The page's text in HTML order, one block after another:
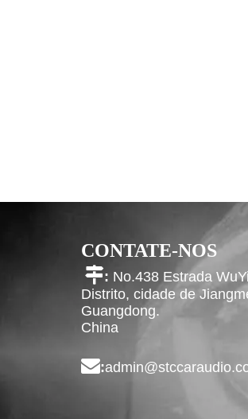
CONTATE-NOS
: No.438 Estrada
Distrito, cidade de
Guangdong.
China
: